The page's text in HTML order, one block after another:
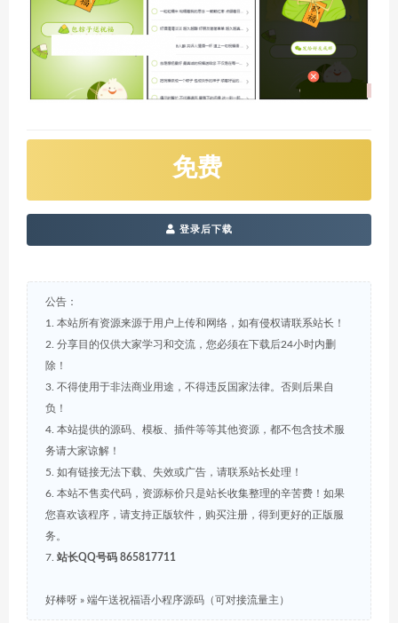
免费
登录后下载
公告：
1. 本站所有资源来源于用户上传和网络，如有侵权请联系站长！
2. 分享目的仅供大家学习和交流，您必须在下载后24小时内删
除！
3. 不得使用于非法商业用途，不得违反国家法律。否则后果自
负！
4. 本站提供的源码、模板、插件等等其他资源，都不包含技术服
务请大家谅解！
5. 如有链接无法下载、失效或广告，请联系站长处理！
6. 本站不售卖代码，资源标价只是站长收集整理的辛苦费！如果
您喜欢该程序，请支持正版软件，购买注册，得到更好的正版服
务。
7. 站长QQ号码 865817711
好棒呀 » 端午送祝福语小程序源码（可对接流量主）